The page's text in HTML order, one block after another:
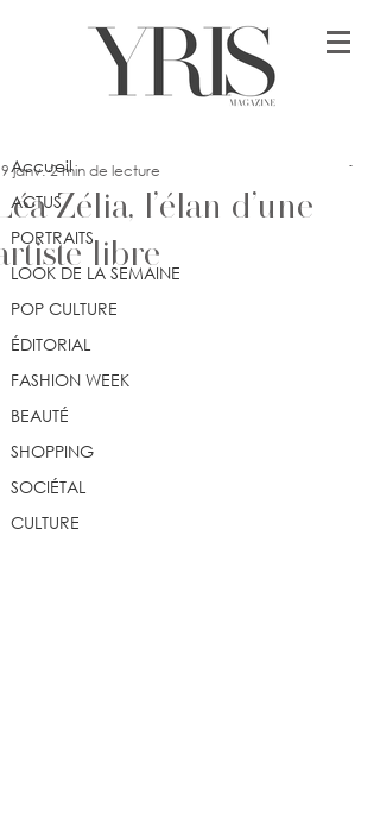
Accueil
ACTUS
PORTRAITS
LOOK DE LA SEMAINE
POP CULTURE
ÉDITORIAL
FASHION WEEK
BEAUTÉ
SHOPPING
SOCIÉTAL
CULTURE
Zélia, l’élan d’une
libre
janv. 2 min de lecture